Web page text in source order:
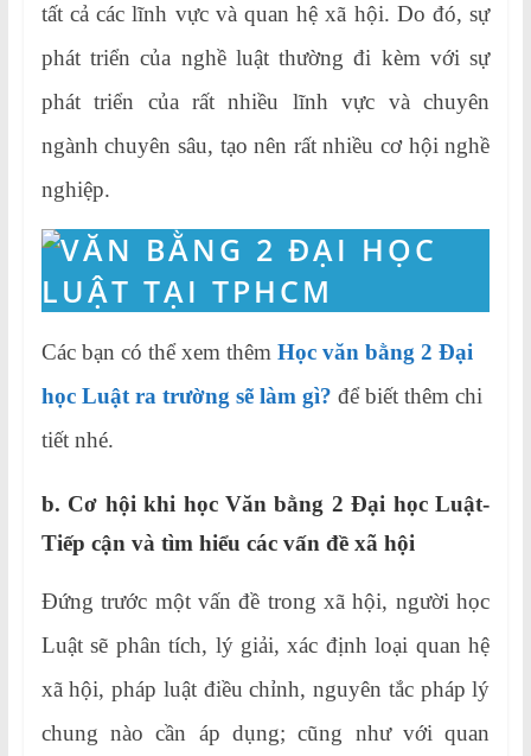
tất cả các lĩnh vực và quan hệ xã hội. Do đó, sự
phát triển của nghề luật thường đi kèm với sự
phát triển của rất nhiều lĩnh vực và chuyên
ngành chuyên sâu, tạo nên rất nhiều cơ hội nghề
nghiệp.
Các bạn có thể xem thêm Học văn bằng 2 Đại
học Luật ra trường sẽ làm gì? để biết thêm chi
tiết nhé.
b. Cơ hội khi học Văn bằng 2 Đại học Luật-
Tiếp cận và tìm hiểu các vấn đề xã hội
Đứng trước một vấn đề trong xã hội, người học
Luật sẽ phân tích, lý giải, xác định loại quan hệ
xã hội, pháp luật điều chỉnh, nguyên tắc pháp lý
chung nào cần áp dụng; cũng như với quan